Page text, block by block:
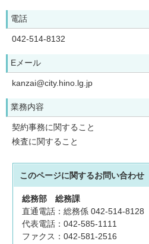
電話
042-514-8132
Eメール
kanzai@city.hino.lg.jp
業務内容
契約事務に関すること
検査に関すること
このページに関するお問い合わせ
総務部総務課
直通電話：総務係 042-514-
代表電話：042-585-1111
ファクス：042-581-2516